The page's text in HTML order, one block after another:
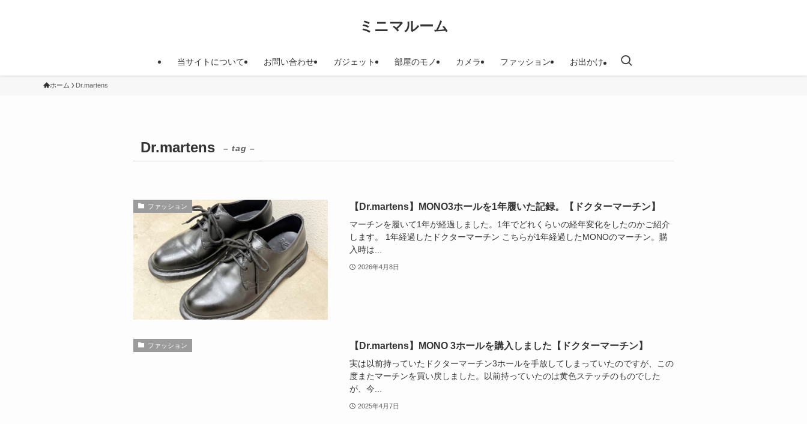
ミニマルーム
当サイトについて お問い合わせ ガジェット 部屋のモノ カメラ ファッション お出かけ
ホーム Dr.martens
Dr.martens – tag –
ファッション 【Dr.martens】MONO3ホールを1年履いた記録。【ドクターマーチン】
マーチンを履いて1年が経過しました。1年でどれくらいの経年変化をしたのかご紹介
します。 1年経過したドクターマーチン こちらが1年経過したMONOのマーチン。購
入時は...
2026年4月8日
ファッション 【Dr.martens】MONO 3ホールを購入しました【ドクターマーチン】
実は以前持っていたドクターマーチン3ホールを手放してしまっていたのですが、この
度またマーチンを買い戻しました。以前持っていたのは黄色ステッチのものでした
が、今...
2025年4月7日